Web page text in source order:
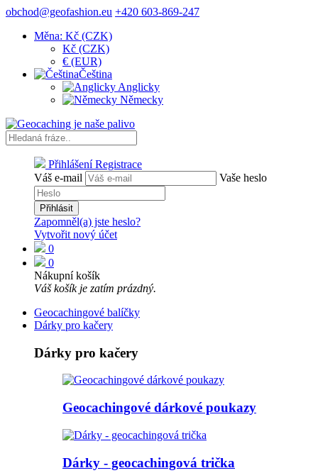
obchod@geofashion.eu +420 603-869-247
Měna: Kč (CZK)
Kč (CZK)
€ (EUR)
Čeština
Anglicky
Německy
Přihlášení Registrace
Váš e-mail
Vaše heslo
Přihlásit
Zapomněl(a) jste heslo?
Vytvořit nový účet
0
0
Nákupní košík
Váš košík je zatím prázdný.
Geocachingové balíčky
Dárky pro kačery
Dárky pro kačery
Geocachingové dárkové poukazy
Dárky - geocachingová trička